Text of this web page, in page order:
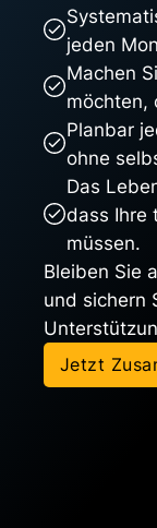
jeden
Machen
möchten,
Planbar
ohne
Das
dass Ihre
müssen.
Bleiben Sie
und sichern
Jetzt